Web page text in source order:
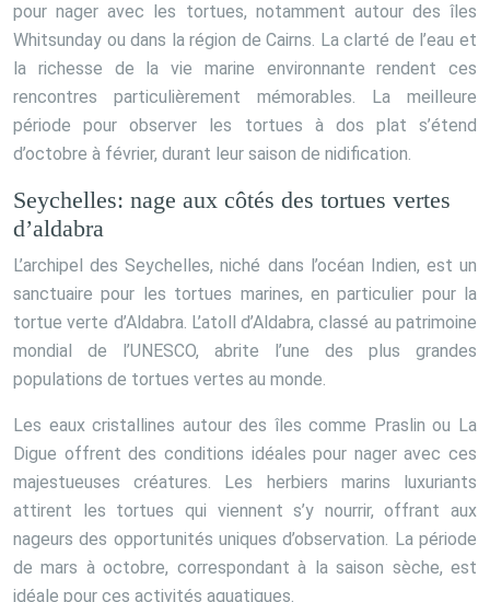
pour nager avec les tortues, notamment autour des îles
Whitsunday ou dans la région de Cairns. La clarté de l’eau et
la richesse de la vie marine environnante rendent ces
rencontres particulièrement mémorables. La meilleure
période pour observer les tortues à dos plat s’étend
d’octobre à février, durant leur saison de nidification.
Seychelles: nage aux côtés des tortues vertes
d’aldabra
L’archipel des Seychelles, niché dans l’océan Indien, est un
sanctuaire pour les tortues marines, en particulier pour la
tortue verte d’Aldabra. L’atoll d’Aldabra, classé au patrimoine
mondial de l’UNESCO, abrite l’une des plus grandes
populations de tortues vertes au monde.
Les eaux cristallines autour des îles comme Praslin ou La
Digue offrent des conditions idéales pour nager avec ces
majestueuses créatures. Les herbiers marins luxuriants
attirent les tortues qui viennent s’y nourrir, offrant aux
nageurs des opportunités uniques d’observation. La période
de mars à octobre, correspondant à la saison sèche, est
idéale pour ces activités aquatiques.